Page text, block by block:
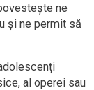
ne
și ne permit să
al operei sau